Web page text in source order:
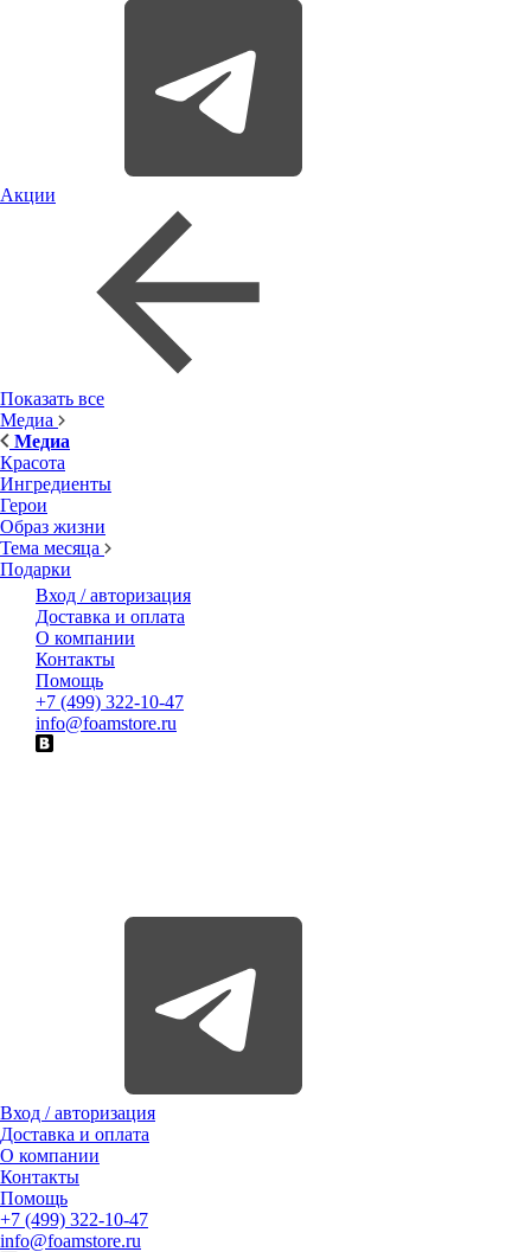
Акции
Показать все
Медиа
Медиа
Красота
Ингредиенты
Герои
Образ жизни
Тема месяца
Подарки
Вход / авторизация
Доставка и оплата
О компании
Контакты
Помощь
+7 (499) 322-10-47
info@foamstore.ru
Вход / авторизация
Доставка и оплата
О компании
Контакты
Помощь
+7 (499) 322-10-47
info@foamstore.ru